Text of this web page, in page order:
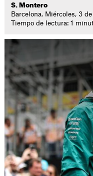
S. Montero
Barcelona. Miércoles, 3
Tiempo de lectura: 1